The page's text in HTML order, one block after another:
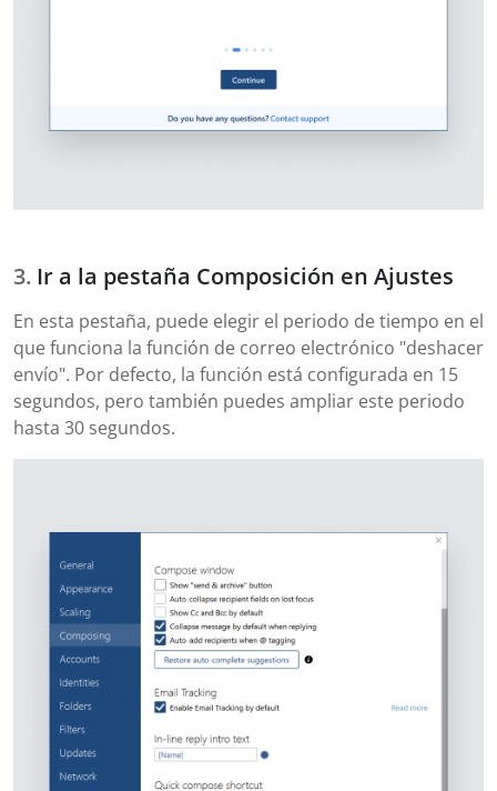
Ir a la pestaña Composición en Ajustes
En esta pestaña, puede elegir el periodo de tiempo en el
que funciona la función de correo electrónico "deshacer
envío". Por defecto, la función está configurada en 15
segundos, pero también puedes ampliar este periodo
hasta 30 segundos.